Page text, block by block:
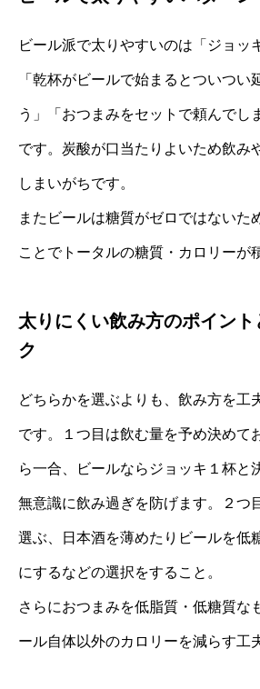
ビール派で太りやすいのは「ジョッ
「乾杯がビールで始まるとついつい
う」「おつまみをセットで頼んでし
です。炭酸が口当たりよいため飲み
しまいがちです。
またビールは糖質がゼロではないた
ことでトータルの糖質・カロリーが
太りにくい飲み方のポイント
ク
どちらかを選ぶよりも、飲み方を工
です。１つ目は飲む量を予め決めて
ら一合、ビールならジョッキ１杯と
無意識に飲み過ぎを防げます。２つ
選ぶ、日本酒を薄めたりビールを低
にするなどの選択をすること。
さらにおつまみを低脂質・低糖質な
ール自体以外のカロリーを減らす工